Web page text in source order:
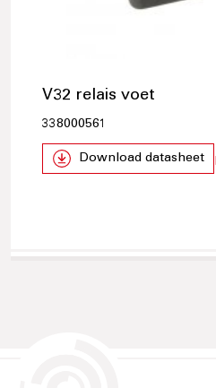
V32 relais voet
338000561
Download datasheet